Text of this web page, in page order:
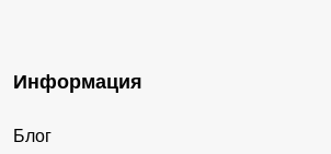
Информация
Блог